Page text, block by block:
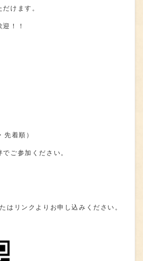
けます。
！！
先着順）
ご参加ください。
はリンクよりお申し込みください。